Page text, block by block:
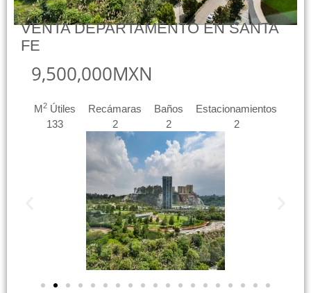
VENTA DEPARTAMENTO EN SANTA
FE
9,500,000MXN
M2 Útiles
133
Recámaras
2
Baños
2
Estacionamientos
2